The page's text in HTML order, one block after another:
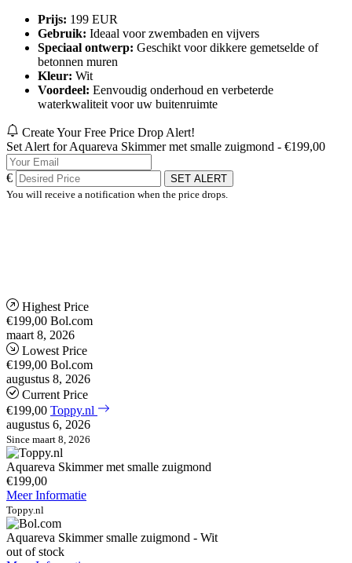
Prijs: 199 EUR
Gebruik: Ideaal voor zwembaden en vijvers
Speciaal ontwerp: Geschikt voor dikkere gemetselde of
betonnen muren
Kleur: Wit
Voordeel: Eenvoudig onderhoud en verbeterde
waterkwaliteit voor uw buitenruimte
Create Your Free Price Drop Alert!
Set Alert for Aquareva Skimmer met smalle zuigmond - €199,00
€
SET ALERT
You will receive a notification when the price drops.
Highest Price
€199,00 Bol.com
maart 8, 2026
Lowest Price
€199,00 Bol.com
augustus 8, 2026
Current Price
€199,00 Toppy.nl
augustus 6, 2026
Since maart 8, 2026
Aquareva Skimmer met smalle zuigmond
€199,00
Meer Informatie
Toppy.nl
Aquareva Skimmer smalle zuigmond - Wit
out of stock